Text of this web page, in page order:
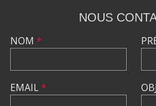
NOUS
NOM *
EMAIL*